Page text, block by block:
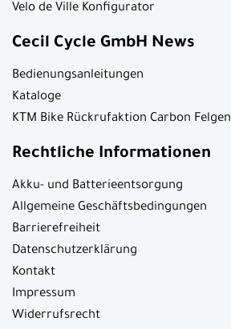
Velo de Ville Konfigurator
Cecil Cycle GmbH News
Bedienungsanleitungen
Kataloge
KTM Bike Rückrufaktion Carbon Felgen
Rechtliche Informationen
Akku- und Batterieentsorgung
Allgemeine Geschäftsbedingungen
Barrierefreiheit
Datenschutzerklärung
Kontakt
Impressum
Widerrufsrecht